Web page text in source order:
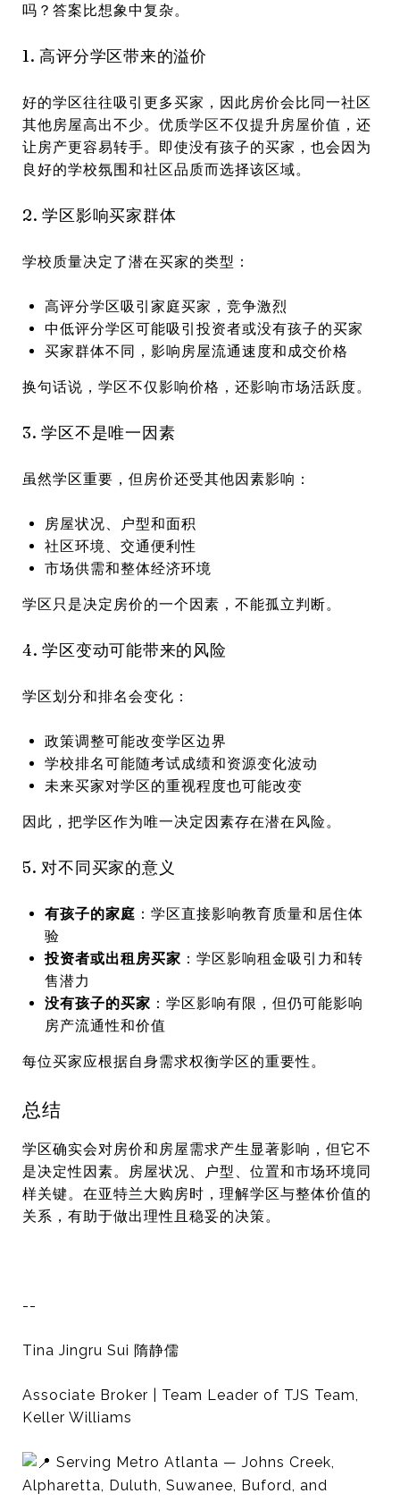
吗？答案比想象中复杂。
1. 高评分学区带来的溢价
好的学区往往吸引更多买家，因此房价会比同一社区
其他房屋高出不少。优质学区不仅提升房屋价值，还
让房产更容易转手。即使没有孩子的买家，也会因为
良好的学校氛围和社区品质而选择该区域。
2. 学区影响买家群体
学校质量决定了潜在买家的类型：
高评分学区吸引家庭买家，竞争激烈
中低评分学区可能吸引投资者或没有孩子的买家
买家群体不同，影响房屋流通速度和成交价格
换句话说，学区不仅影响价格，还影响市场活跃度。
3. 学区不是唯一因素
虽然学区重要，但房价还受其他因素影响：
房屋状况、户型和面积
社区环境、交通便利性
市场供需和整体经济环境
学区只是决定房价的一个因素，不能孤立判断。
4. 学区变动可能带来的风险
学区划分和排名会变化：
政策调整可能改变学区边界
学校排名可能随考试成绩和资源变化波动
未来买家对学区的重视程度也可能改变
因此，把学区作为唯一决定因素存在潜在风险。
5. 对不同买家的意义
有孩子的家庭 ：学区直接影响教育质量和居住体
验
投资者或出租房买家 ：学区影响租金吸引力和转
售潜力
没有孩子的买家 ：学区影响有限，但仍可能影响
房产流通性和价值
每位买家应根据自身需求权衡学区的重要性。
总结
学区确实会对房价和房屋需求产生显著影响，但它不
是决定性因素。房屋状况、户型、位置和市场环境同
样关键。在亚特兰大购房时，理解学区与整体价值的
关系，有助于做出理性且稳妥的决策。
--
Tina Jingru Sui 隋静儒
Associate Broker | Team Leader of TJS Team,
Keller Williams
Serving Metro Atlanta — Johns Creek,
Alpharetta, Duluth, Suwanee, Buford, and